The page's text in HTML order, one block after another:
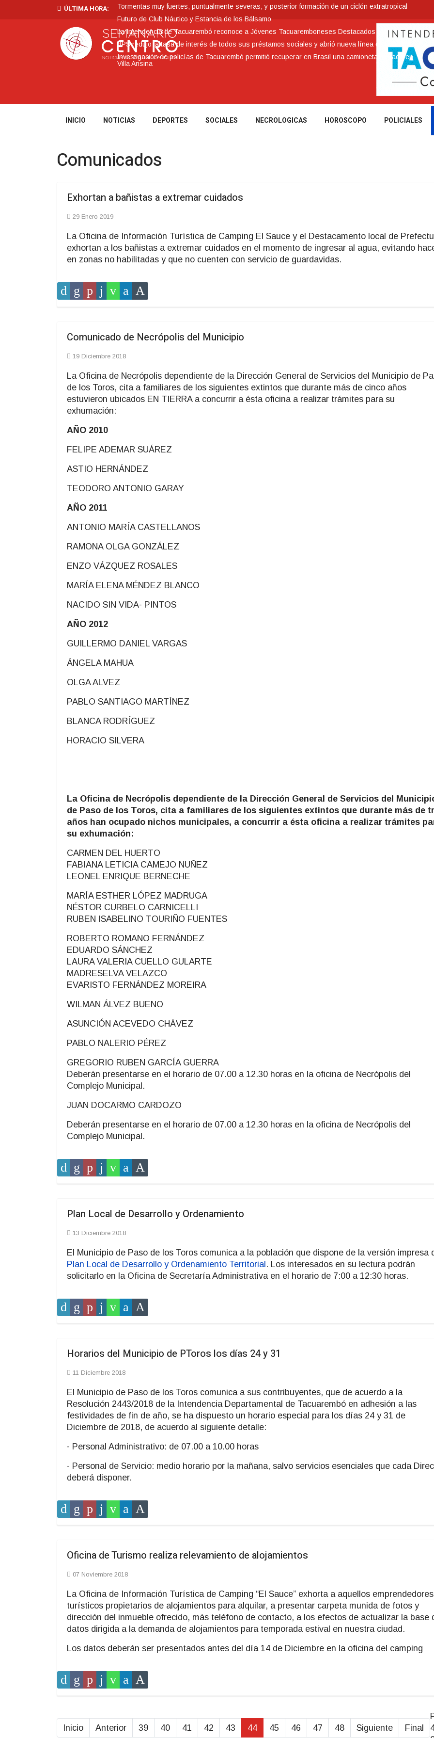
ÚLTIMA HORA:
Tormentas muy fuertes, puntualmente severas, y posterior formación de un ciclón extratropical
Futuro de Club Náutico y Estancia de los Bálsamo
La Intendencia de Tacuarembó reconoce a Jóvenes Tacuaremboneses Destacados
BPS redujo la tasa de interés de todos sus préstamos sociales y abrió nueva línea de crédito
Investigación de policías de Tacuarembó permitió recuperar en Brasil una camioneta hurtada en
Villa Ansina
INICIO NOTICIAS DEPORTES SOCIALES NECROLOGICAS HOROSCOPO POLICIALES
Comunicados
Exhortan a bañistas a extremar cuidados
29 Enero 2019
La Oficina de Información Turística de Camping El Sauce y el Destacamento local de
exhortan a los bañistas a extremar cuidados en el momento de ingresar al agua, evitando
en zonas no habilitadas y que no cuenten con servicio de guardavidas.
Comunicado de Necrópolis del Municipio
19 Diciembre 2018
La Oficina de Necrópolis dependiente de la Dirección General de Servicios del Municipio de
de los Toros, cita a familiares de los siguientes extintos que durante más de cinco años
estuvieron ubicados EN TIERRA a concurrir a ésta oficina a realizar trámites para su
exhumación:
AÑO 2010
FELIPE ADEMAR SUÁREZ
ASTIO HERNÁNDEZ
TEODORO ANTONIO GARAY
AÑO 2011
ANTONIO MARÍA CASTELLANOS
RAMONA OLGA GONZÁLEZ
ENZO VÁZQUEZ ROSALES
MARÍA ELENA MÉNDEZ BLANCO
NACIDO SIN VIDA- PINTOS
AÑO 2012
GUILLERMO DANIEL VARGAS
ÁNGELA MAHUA
OLGA ALVEZ
PABLO SANTIAGO MARTÍNEZ
BLANCA RODRÍGUEZ
HORACIO SILVERA
La Oficina de Necrópolis dependiente de la Dirección General de Servicios del
de Paso de los Toros, cita a familiares de los siguientes extintos que durante más de
años han ocupado nichos municipales, a concurrir a ésta oficina a realizar trámites
su exhumación:
CARMEN DEL HUERTO
FABIANA LETICIA CAMEJO NUÑEZ
LEONEL ENRIQUE BERNECHE
MARÍA ESTHER LÓPEZ MADRUGA
NÉSTOR CURBELO CARNICELLI
RUBEN ISABELINO TOURIÑO FUENTES
ROBERTO ROMANO FERNÁNDEZ
EDUARDO SÁNCHEZ
LAURA VALERIA CUELLO GULARTE
MADRESELVA VELAZCO
EVARISTO FERNÁNDEZ MOREIRA
WILMAN ÁLVEZ BUENO
ASUNCIÓN ACEVEDO CHÁVEZ
PABLO NALERIO PÉREZ
GREGORIO RUBEN GARCÍA GUERRA
Deberán presentarse en el horario de 07.00 a 12.30 horas en la oficina de Necrópolis del
Complejo Municipal.
JUAN DOCARMO CARDOZO
Deberán presentarse en el horario de 07.00 a 12.30 horas en la oficina de Necrópolis del
Complejo Municipal.
Plan Local de Desarrollo y Ordenamiento
13 Diciembre 2018
El Municipio de Paso de los Toros comunica a la población que dispone de la versión impresa
Plan Local de Desarrollo y Ordenamiento Territorial . Los interesados en su lectura podrán
solicitarlo en la Oficina de Secretaría Administrativa en el horario de 7:00 a 12:30 horas.
Horarios del Municipio de PToros los días 24 y 31
11 Diciembre 2018
El Municipio de Paso de los Toros comunica a sus contribuyentes, que de acuerdo a la
Resolución 2443/2018 de la Intendencia Departamental de Tacuarembó en adhesión a las
festividades de fin de año, se ha dispuesto un horario especial para los días 24 y 31 de
Diciembre de 2018, de acuerdo al siguiente detalle:
- Personal Administrativo: de 07.00 a 10.00 horas
- Personal de Servicio: medio horario por la mañana, salvo servicios esenciales que cada
deberá disponer.
Oficina de Turismo realiza relevamiento de alojamientos
07 Noviembre 2018
La Oficina de Información Turística de Camping “El Sauce” exhorta a aquellos emprendedores
turísticos propietarios de alojamientos para alquilar, a presentar carpeta munida de fotos y
dirección del inmueble ofrecido, más teléfono de contacto, a los efectos de actualizar la base
datos dirigida a la demanda de alojamientos para temporada estival en nuestra ciudad.
Los datos deberán ser presentados antes del día 14 de Diciembre en la oficina del camping
Inicio Anterior 39 40 41 42 43 44 45 46 47 48 Siguiente Final